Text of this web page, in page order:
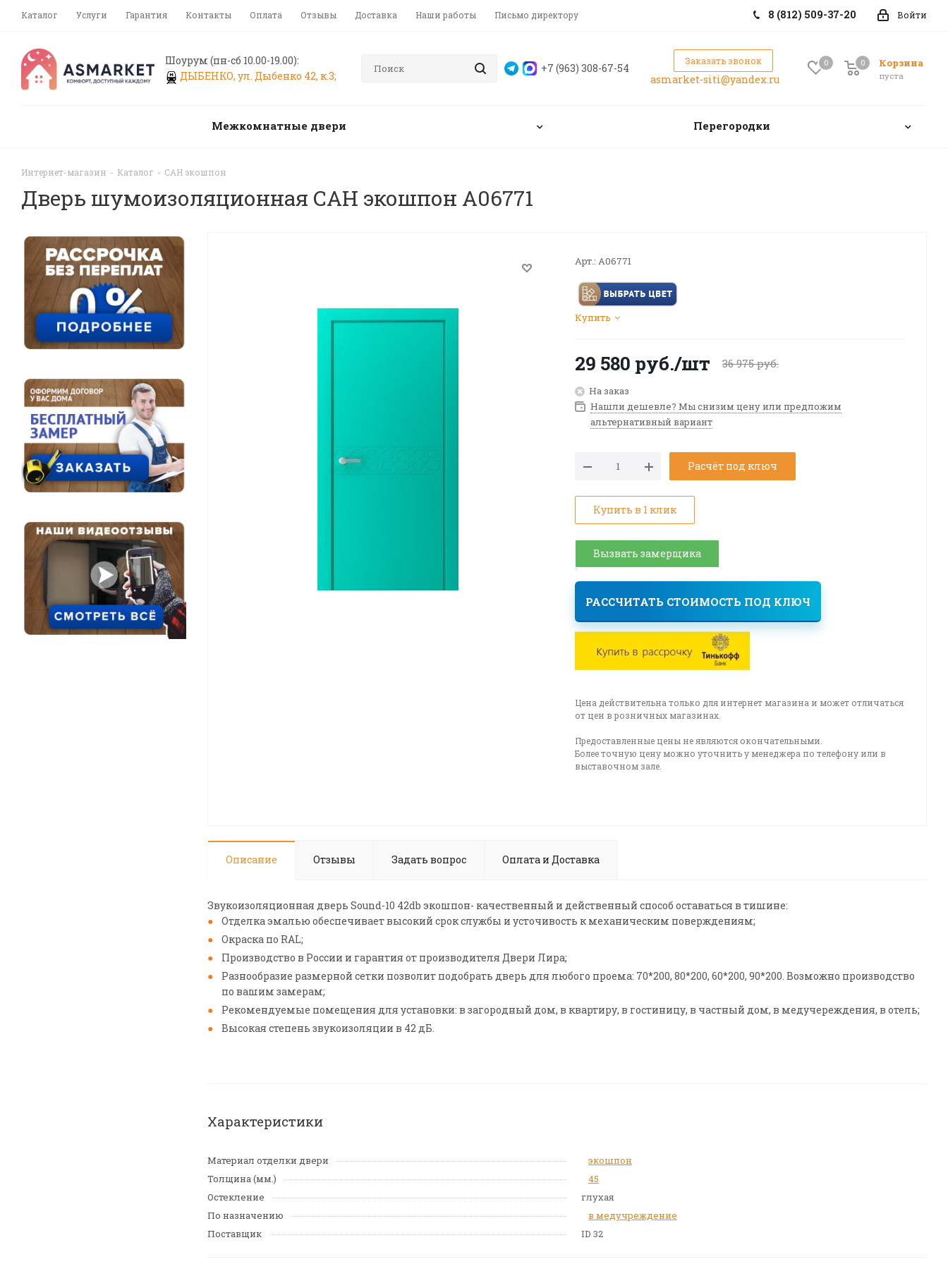
Каталог Услуги Гарантия Контакты Оплата Отзывы Доставка Наши работы Письмо директору Войти
8 (812) 509-37-20
Шоурум (пн-сб 10.00-19.00):
ДЫБЕНКО, ул. Дыбенко 42, к.3;
0 Корзина
0
пуста
0
Заказать звонок
asmarket-siti@yandex.ru
+7 (963) 308-67-54
Межкомнатные двери Перегородки
Интернет-магазин - Каталог - САН экошпон
Дверь шумоизоляционная САН экошпон A06771
Арт.: A06771
Купить
29 580 руб./шт 36 975руб.
На заказ
Нашли дешевле? Мы снизим цену или предложим
альтернативный вариант
Расчёт под ключ
Купить в 1 клик
Вызвать замерщика
РАССЧИТАТЬ СТОИМОСТЬ ПОД КЛЮЧ
Цена действительна только для интернет магазина и может отличаться
от цен в розничных магазинах.
Предоставленные цены не являются окончательными.
Более точную цену можно уточнить у менеджера по телефону или в
выставочном зале.
Описание Отзывы Задать вопрос Оплата и Доставка
Звукоизоляционная дверь Sound-10 42db экошпон- качественный и действенный способ оставаться в тишине:
Отделка эмалью обеспечивает высокий срок службы и усточивость к механическим поверждениям;
Окраска по RAL;
Производство в России и гарантия от производителя Двери Лира;
Разнообразие размерной сетки позволит подобрать дверь для любого проема: 70*200, 80*200, 60*200, 90*200. Возможно производство
по вашим замерам;
Рекомендуемые помещения для установки: в загородный дом, в квартиру, в гостиницу, в частный дом, в медучереждения, в отель;
Высокая степень звукоизоляции в 42 дБ.
Характеристики
Материал отделки двери
экошпон
Толщина (мм.)
45
Остекление
глухая
По назначению
в медучреждение
Поставщик
ID 32